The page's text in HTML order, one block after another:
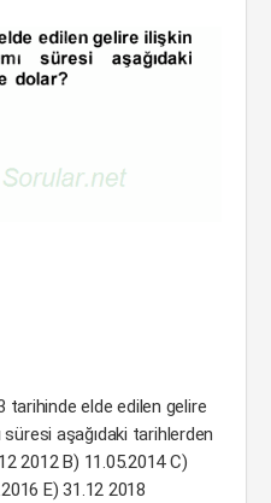
tarihinde elde edilen gelire
aşağıdaki tarihlerden
2012 B) 11.05.2014 C)
E) 31.12 2018